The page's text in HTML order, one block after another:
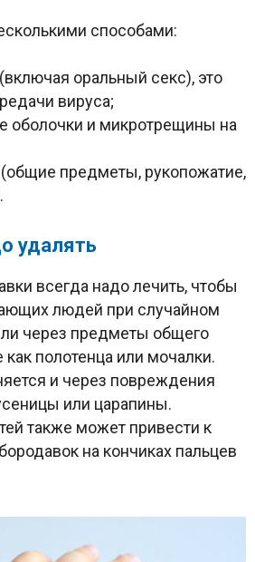
способами:
оральный секс), это
вируса;
оболочки и микротрещины на
предметы, рукопожатие,
удалять
всегда надо лечить, чтобы
людей при случайном
через предметы общего
как полотенца или мочалки.
и через повреждения
или царапины.
также может привести к
на кончиках пальцев